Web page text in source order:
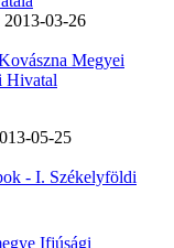
2013-03-26
Megyei
Hivatal
05-25
- I. Székelyföldi
Ifjúsági